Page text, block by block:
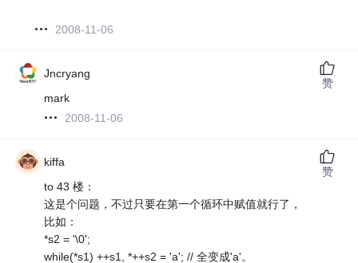
2008-11-06
Jncryang
mark
2008-11-06
赞
kiffa
to 43 楼：
这是个问题，不过只要在第一个循环中赋值就行了，
比如：
*s2 = '\0';
while(*s1) ++s1, *++s2 = 'a'; // 全变成'a'。
赞